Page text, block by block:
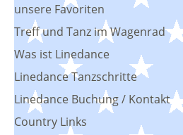
unsere Favoriten
Treff und Tanz im Wagenrad
Was ist Linedance
Linedance Tanzschritte
Linedance Buchung / Kontakt
Country Links